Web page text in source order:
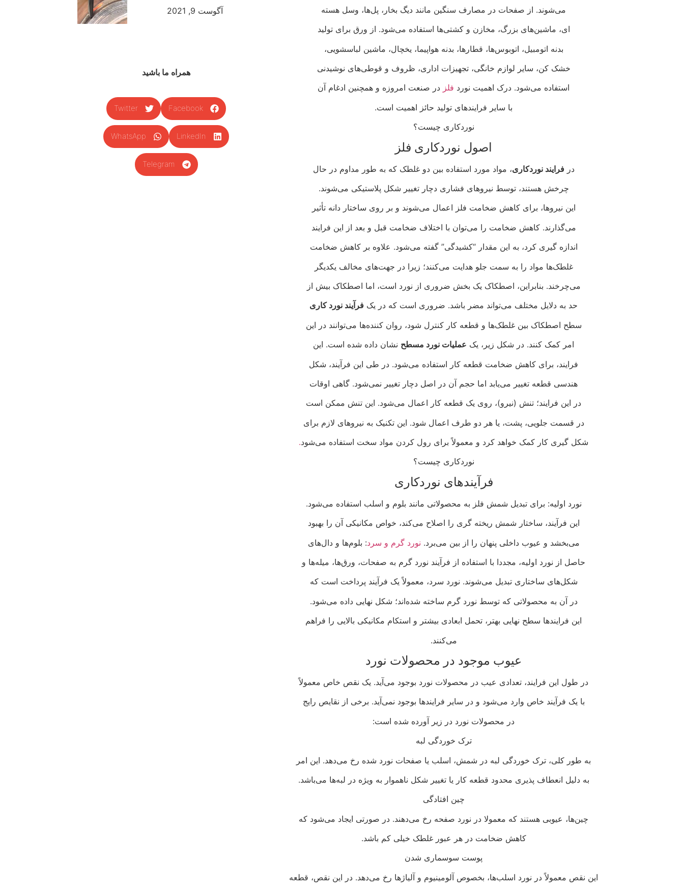
می‌شوند. از صفحات در مصارف سنگین مانند دیگ بخار، پل‌ها، وسل هسته‌
ای، ماشین‌های بزرگ، مخازن و کشتی‌ها استفاده می‌شود. از ورق برای تولید
بدنه اتومبیل، اتوبوس‌ها، قطارها، بدنه هواپیما، یخچال، ماشین لباسشویی،
خشک کن، سایر لوازم خانگی، تجهیزات اداری، ظروف و قوطی‌های نوشیدنی
استفاده می‌شود. درک اهمیت نورد فلز در صنعت امروزه و همچنین ادغام آن
با سایر فرایندهای تولید حائز اهمیت است.
نوردکاری چیست؟
اصول نوردکاری فلز
درفرایند نوردکاری، مواد مورد استفاده بین دو غلطک که به طور مداوم در حال
چرخش هستند، توسط نیروهای فشاری دچار تغییر شکل پلاستیکی می‌شوند.
این نیروها، برای کاهش ضخامت فلز اعمال می‌شوند و بر روی ساختار دانه تأثیر
می‌گذارند. کاهش ضخامت را می‌توان با اختلاف ضخامت قبل و بعد از این فرایند
اندازه گیری کرد، به این مقدار “کشیدگی” گفته می‌شود. علاوه بر کاهش ضخامت
غلطک‌ها مواد را به سمت جلو هدایت می‌کنند؛ زیرا در جهت‌های مخالف یکدیگر
می‌چرخند. بنابراین، اصطکاک یک بخش ضروری از نورد است، اما اصطکاک بیش از
حد به دلایل مختلف می‌تواند مضر باشد. ضروری است که در یک فرآیند نورد کاری
سطح اصطکاک بین غلطک‌ها و قطعه کار کنترل شود، روان کننده‌ها می‌توانند در این
امر کمک کنند. در شکل زیر، یک عملیات نورد مسطح نشان داده شده است. این
فرایند، برای کاهش ضخامت قطعه کار استفاده می‌شود. در طی این فرآیند، شکل
هندسی قطعه تغییر می‌یابد اما حجم آن در اصل دچار تغییر نمی‌شود. گاهی اوقات
در این فرایند؛ تنش (نیرو)، روی یک قطعه کار اعمال می‌شود. این تنش ممکن است
در قسمت جلویی، پشت، یا هر دو طرف اعمال شود. این تکنیک به نیروهای لازم برای
شکل گیری کار کمک خواهد کرد و معمولاً برای رول کردن مواد سخت استفاده می‌شود.
نوردکاری چیست؟
فرآیندهای نوردکاری
نورد اولیه: برای تبدیل شمش فلز به محصولاتی مانند بلوم و اسلب استفاده می‌شود.
این فرآیند، ساختار شمش ریخته گری را اصلاح می‌کند، خواص مکانیکی آن را بهبود
می‌بخشد و عیوب داخلی پنهان را از بین می‌برد. نورد گرم و سرد: بلوم‌ها و دال‌های
حاصل از نورد اولیه، مجددا با استفاده از فرآیند نورد گرم به صفحات، ورق‌ها، میله‌ها و
شکل‌های ساختاری تبدیل می‌شوند. نورد سرد، معمولاً یک فرآیند پرداخت است که
در آن به محصولاتی که توسط نورد گرم ساخته شده‌اند؛ شکل نهایی داده می‌شود.
این فرایندها سطح نهایی بهتر، تحمل ابعادی بیشتر و استکام مکانیکی بالایی را فراهم
می‌کنند.
عیوب موجود در محصولات نورد
در طول این فرایند، تعدادی عیب در محصولات نورد بوجود می‌آید. یک نقص خاص معمولاً
با یک فرآیند خاص وارد می‌شود و در سایر فرایندها بوجود نمی‌آید. برخی از نقایص رایج
در محصولات نورد در زیر آورده شده است:
ترک خوردگی لبه
به طور کلی، ترک خوردگی لبه در شمش، اسلب یا صفحات نورد شده رخ می‌دهد. این امر
به دلیل انعطاف پذیری محدود قطعه کار یا تغییر شکل ناهموار به ویژه در لبه‌ها می‌باشد.
چین افتادگی
چین‌ها، عیوبی هستند که معمولا در نورد صفحه رخ می‌دهند. در صورتی ایجاد می‌شود که
کاهش ضخامت در هر عبور غلطک خیلی کم باشد.
پوست سوسماری شدن
این نقص معمولاً در نورد اسلب‌ها، بخصوص آلومینیوم و آلیاژها رخ می‌دهد. در این نقص، قطعه
آگوست 9, 2021
همراه ما باشید
Facebook
Twitter
LinkedIn
WhatsApp
Telegram